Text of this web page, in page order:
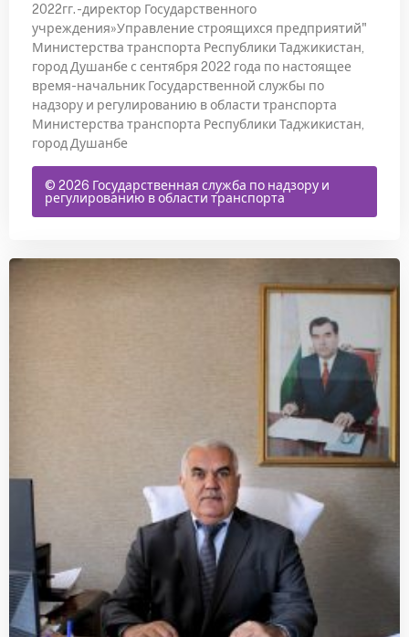
2022гг. -директор Государственного
учреждения»Управление строящихся предприятий"
Министерства транспорта Республики Таджикистан,
город Душанбе с сентября 2022 года по настоящее
время-начальник Государственной службы по
надзору и регулированию в области транспорта
Министерства транспорта Республики Таджикистан,
город Душанбе
© 2026 Государственная служба по надзору и
регулированию в области транспорта